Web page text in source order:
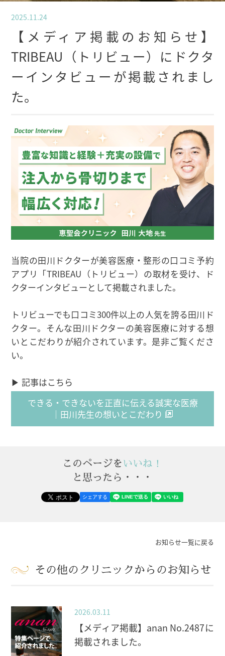
2025.11.24
【メディア掲載のお知らせ】
TRIBEAU（トリビュー）にドクタ
ーインタビューが掲載されまし
た。
当院の田川ドクターが美容医療・整形の口コミ予約
アプリ「TRIBEAU（トリビュー）の取材を受け、ド
クターインタビューとして掲載されました。
トリビューでも口コミ300件以上の人気を誇る田川ド
クター。そんな田川ドクターの美容医療に対する想
いとこだわりが紹介されています。是非ご覧くださ
い。
▶ 記事はこちら
できる・できないを正直に伝える誠実な医療
｜田川先生の想いとこだわり
このページをいいね！
と思ったら・・・
シェアする
お知らせ一覧に戻る
その他のクリニックからのお知らせ
2026.03.11
【メディア掲載】anan No.2487に
掲載されました。